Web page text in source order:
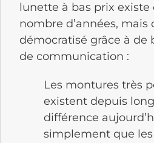
lunette à bas prix existe
nombre d’années, mais
démocratisé grâce à de
de communication :
Les montures très
existent depuis
différence
simplement que les